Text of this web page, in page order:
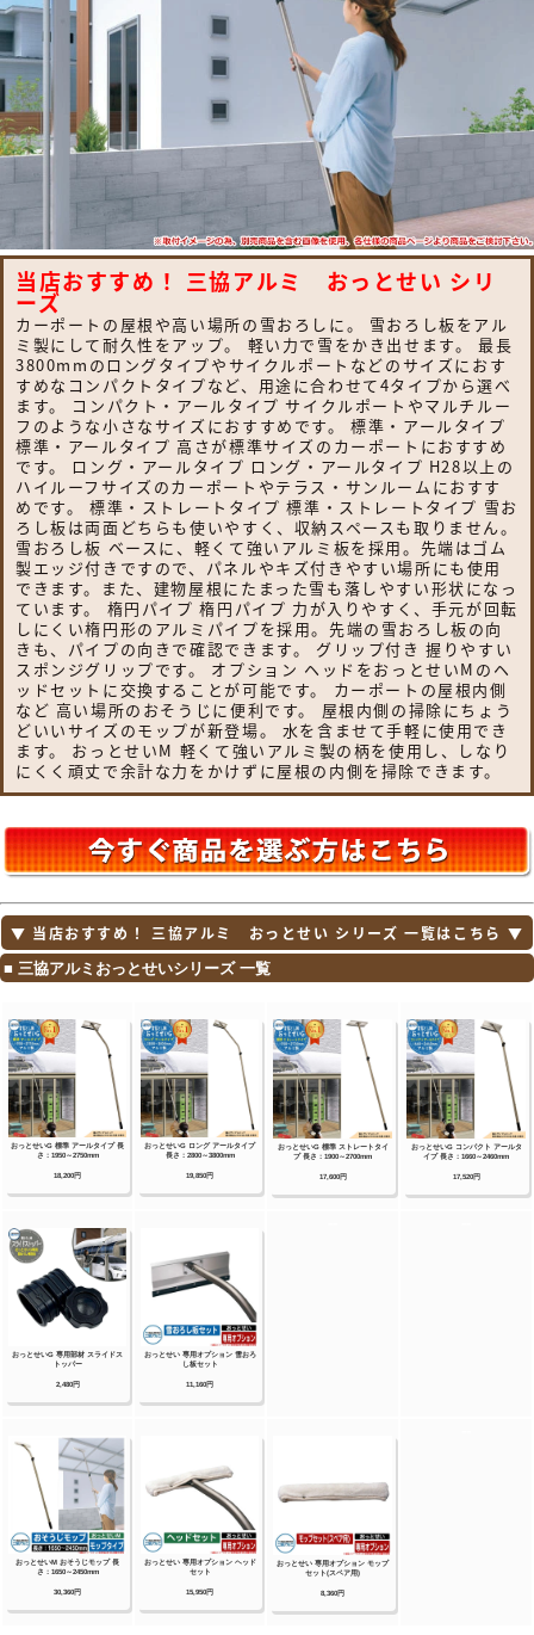
当店おすすめ！ 三協アルミ おっとせい シリ
ーズ
カーポートの屋根や高い場所の雪おろしに。 雪おろし板をアル
ミ製にして耐久性をアップ。 軽い力で雪をかき出せます。 最長
3800mmのロングタイプやサイクルポートなどのサイズにおす
すめなコンパクトタイプなど、用途に合わせて4タイプから選べ
ます。 コンパクト・アールタイプ サイクルポートやマルチルー
フのような小さなサイズにおすすめです。 標準・アールタイプ
標準・アールタイプ 高さが標準サイズのカーポートにおすすめ
です。 ロング・アールタイプ ロング・アールタイプ H28以上の
ハイルーフサイズのカーポートやテラス・サンルームにおすす
めです。 標準・ストレートタイプ 標準・ストレートタイプ 雪お
ろし板は両面どちらも使いやすく、収納スペースも取りません。
雪おろし板 ベースに、軽くて強いアルミ板を採用。先端はゴム
製エッジ付きですので、パネルやキズ付きやすい場所にも使用
できます。また、建物屋根にたまった雪も落しやすい形状になっ
ています。 楕円パイプ 楕円パイプ 力が入りやすく、手元が回転
しにくい楕円形のアルミパイプを採用。先端の雪おろし板の向
きも、パイプの向きで確認できます。 グリップ付き 握りやすい
スポンジグリップです。 オプション ヘッドをおっとせいMのヘ
ッドセットに交換することが可能です。 カーポートの屋根内側
など 高い場所のおそうじに便利です。 屋根内側の掃除にちょう
どいいサイズのモップが新登場。 水を含ませて手軽に使用でき
ます。 おっとせいM 軽くて強いアルミ製の柄を使用し、しなり
にくく頑丈で余計な力をかけずに屋根の内側を掃除できます。
▼ 当店おすすめ！ 三協アルミ おっとせい シリーズ 一覧はこちら ▼